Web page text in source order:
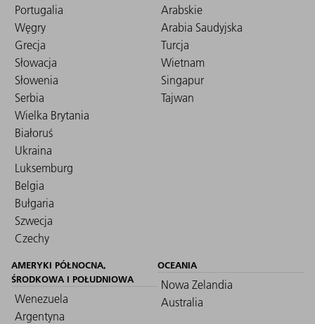
Portugalia
Węgry
Grecja
Słowacja
Słowenia
Serbia
Wielka Brytania
Białoruś
Ukraina
Luksemburg
Belgia
Bułgaria
Szwecja
Czechy
Arabskie
Arabia Saudyjska
Turcja
Wietnam
Singapur
Tajwan
AMERYKI PÓŁNOCNA,
ŚRODKOWA I POŁUDNIOWA
Wenezuela
Argentyna
OCEANIA
Nowa Zelandia
Australia